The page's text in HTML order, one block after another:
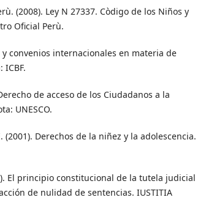
(2008). Ley N 27337. Còdigo de los Niños y
Oficial Perù.
y convenios internacionales en materia de
de acceso de los Ciudadanos a la
UNESCO.
(2001). Derechos de la niñez y la adolescencia.
El principio constitucional de la tutela judicial
de nulidad de sentencias. IUSTITIA